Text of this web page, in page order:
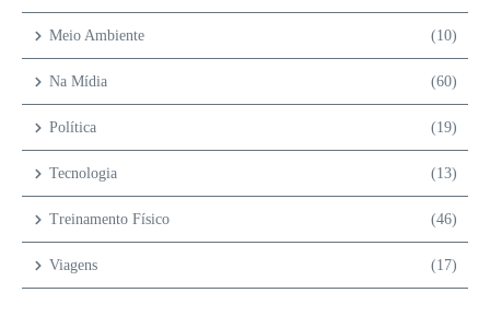
Meio Ambiente (10)
Na Mídia (60)
Política (19)
Tecnologia (13)
Treinamento Físico (46)
Viagens (17)